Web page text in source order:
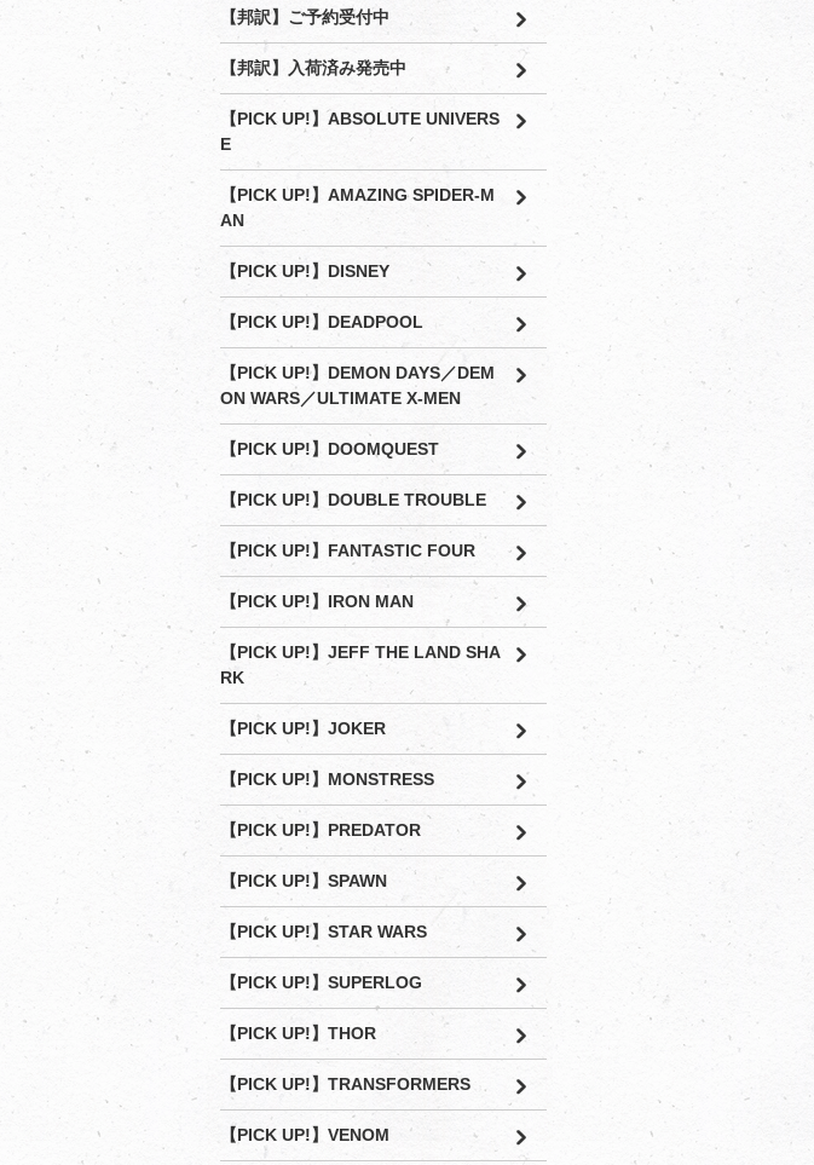
【邦訳】ご予約受付中
【邦訳】入荷済み発売中
【PICK UP!】ABSOLUTE UNIVERS
E
【PICK UP!】AMAZING SPIDER-M
AN
【PICK UP!】DISNEY
【PICK UP!】DEADPOOL
【PICK UP!】DEMON DAYS／DEM
ON WARS／ULTIMATE X-MEN
【PICK UP!】DOOMQUEST
【PICK UP!】DOUBLE TROUBLE
【PICK UP!】FANTASTIC FOUR
【PICK UP!】IRON MAN
【PICK UP!】JEFF THE LAND SHA
RK
【PICK UP!】JOKER
【PICK UP!】MONSTRESS
【PICK UP!】PREDATOR
【PICK UP!】SPAWN
【PICK UP!】STAR WARS
【PICK UP!】SUPERLOG
【PICK UP!】THOR
【PICK UP!】TRANSFORMERS
【PICK UP!】VENOM